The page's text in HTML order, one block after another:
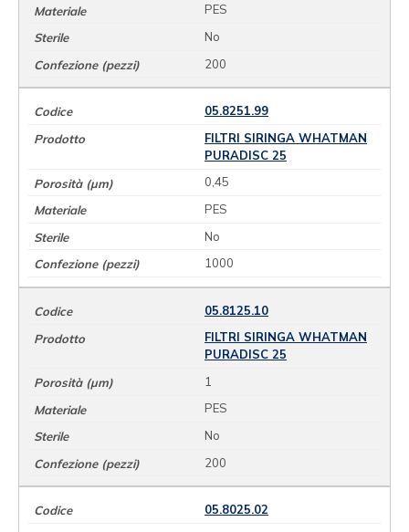
PES
No
200
05.8251.99
FILTRI SIRINGA WHATMAN
PURADISC 25
0,45
PES
No
1000
05.8125.10
FILTRI SIRINGA WHATMAN
PURADISC 25
1
PES
No
200
05.8025.02